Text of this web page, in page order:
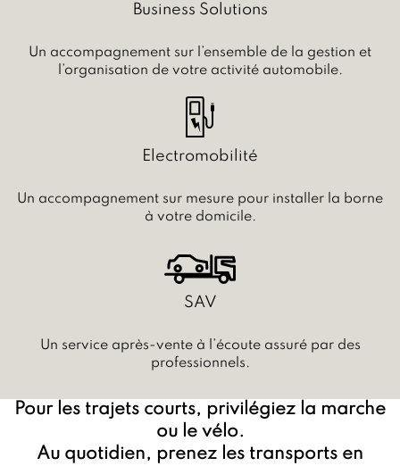
Business Solutions
Un accompagnement sur l’ensemble de la gestion et
l’organisation de votre activité automobile.
Electromobilité
Un accompagnement sur mesure pour installer la borne
à votre domicile.
SAV
Un service après-vente à l’écoute assuré par des
professionnels.
Pour les trajets courts, privilégiez la marche
ou le vélo.
Au quotidien, prenez les transports en